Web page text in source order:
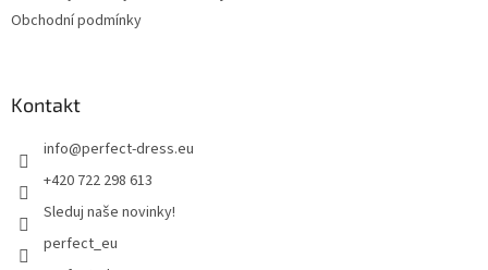
Obchodní podmínky
Kontakt
info@perfect-dress.eu
+420 722 298 613
Sleduj naše novinky!
perfect_eu